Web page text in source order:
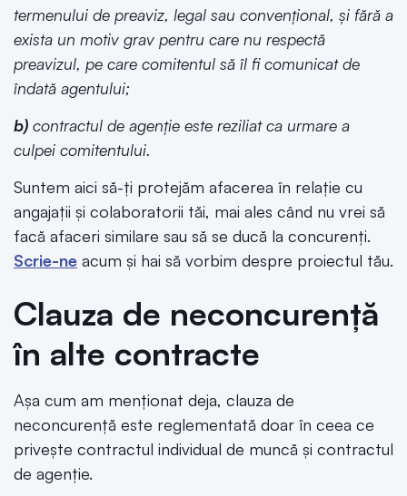
termenului de preaviz, legal sau convențional, și fără a
exista un motiv grav pentru care nu respectă
preavizul, pe care comitentul să îl fi comunicat de
îndată agentului;
b) contractul de agenție este reziliat ca urmare a
culpei comitentului.
Suntem aici să-ți protejăm afacerea în relație cu
angajații și colaboratorii tăi, mai ales când nu vrei să
facă afaceri similare sau să se ducă la concurenți.
Scrie-ne acum și hai să vorbim despre proiectul tău.
Clauza de neconcurență
în alte contracte
Așa cum am menționat deja, clauza de
neconcurență este reglementată doar în ceea ce
privește contractul individual de muncă și contractul
de agenție.